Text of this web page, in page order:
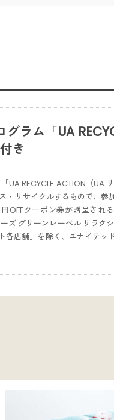
ラム「UA
き
RECYCLE ACTION（UA
・リサイクルするもので、参
OFFクーポン券が贈呈され
ズ グリーンレーベル リラク
各店舗」を除く、ユナイテッ